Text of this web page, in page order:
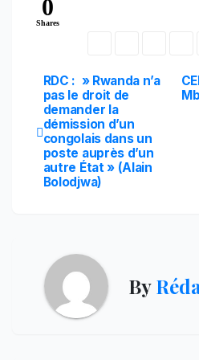
0
Shares
Navigation
de
l’article
RDC : » Rwanda n’a
pas le droit de
demander la
démission d’un
congolais dans un
poste auprès d’un
autre État » (Alain
Bolodjwa)
By